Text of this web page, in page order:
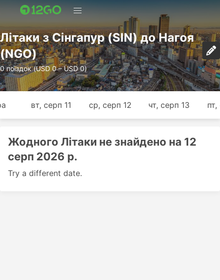
Лiтаки з Сінгапур (SIN) до Нагоя
(NGO)
0 поїздок (USD 0 – USD 0)
вт, серп 11 ср, серп 12 чт, серп 13
Жодного Лiтаки не знайдено на 12
серп 2026 р.
Try a different date.